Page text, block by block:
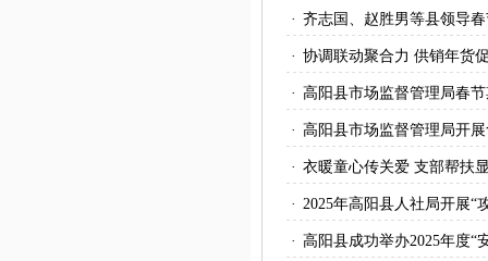
· 齐志国、赵胜男等县领导
· 协调联动聚合力 供销年货
· 高阳县市场监督管理局春
· 高阳县市场监督管理局开
· 衣暖童心传关爱 支部帮扶
· 2025年高阳县人社局开展“
· 高阳县成功举办2025年度“